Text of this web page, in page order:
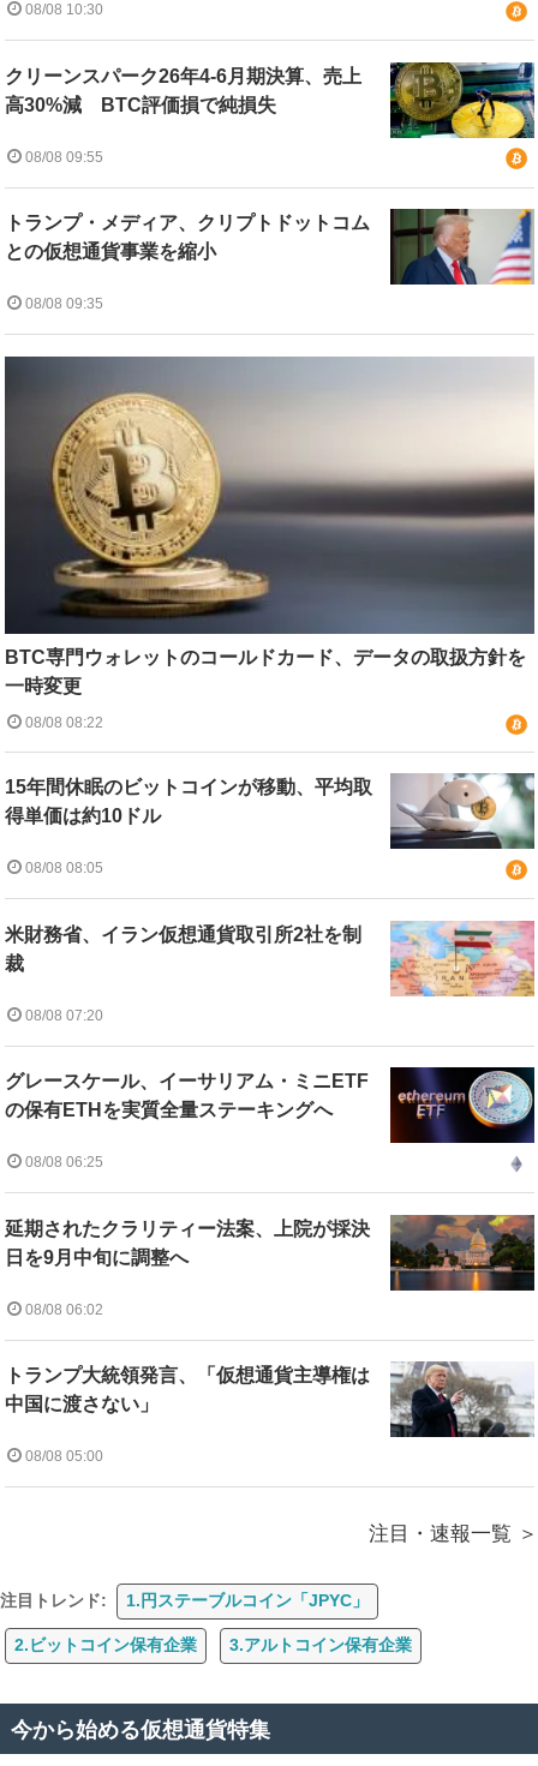
08/08 10:30
クリーンスパーク26年4-6月期決算、売上
高30%減 BTC評価損で純損失
08/08 09:55
トランプ・メディア、クリプトドットコム
との仮想通貨事業を縮小
08/08 09:35
BTC専門ウォレットのコールドカード、データの取扱方針を
一時変更
08/08 08:22
15年間休眠のビットコインが移動、平均取
得単価は約10ドル
08/08 08:05
米財務省、イラン仮想通貨取引所2社を制
裁
08/08 07:20
グレースケール、イーサリアム・ミニETF
の保有ETHを実質全量ステーキングへ
08/08 06:25
延期されたクラリティー法案、上院が採決
日を9月中旬に調整へ
08/08 06:02
トランプ大統領発言、「仮想通貨主導権は
中国に渡さない」
08/08 05:00
注目・速報一覧
注目トレンド: 1.円ステーブルコイン「JPYC」
2.ビットコイン保有企業 3.アルトコイン保有企業
今から始める仮想通貨特集